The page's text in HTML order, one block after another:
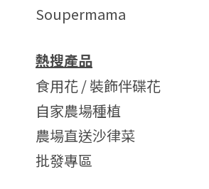
Soupermama
熱搜產品
食用花 / 裝飾伴碟花
自家農場種植
農場直送沙律菜
批發專區